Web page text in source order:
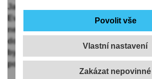
Vlastní nastavení
Jablonce ve čtvrteční domácí odvetě
Evropské ligy s Pjunikem Jerevan
nesmějí podcenit žádnou situaci.
dohánět manko 1:2 z úvodního duelu
by stejně jako před týdnem inkasovali
postupové vyhlídky by si velmi